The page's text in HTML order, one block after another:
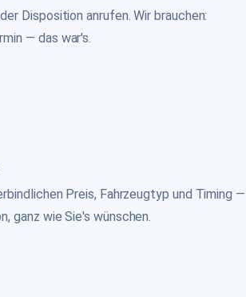
Disposition anrufen. Wir brauchen:
— das war's.
Preis, Fahrzeugtyp und Timing —
ganz wie Sie's wünschen.